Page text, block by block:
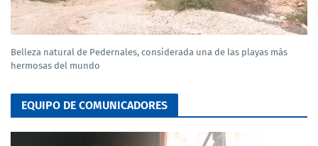
Belleza natural de Pedernales, considerada una de las playas más
hermosas del mundo
EQUIPO DE COMUNICADORES